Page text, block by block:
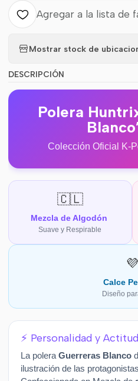
Agregar a la lista de
Mostrar stock de
DESCRIPCIÓN
Polera
Colección Oficial K-
🇨🇱
Mezcla de Algodón
Suave y Respirable
💜
Calce
Diseño
⚡ Personalidad y
La polera Guerreras Blanco
ilustración de las